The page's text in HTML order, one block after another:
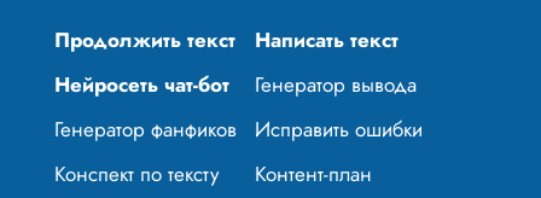
Продолжить текст
Написать текст
Нейросеть чат-бот
Генератор вывода
Генератор фанфиков
Исправить ошибки
Конспект по тексту
Контент-план